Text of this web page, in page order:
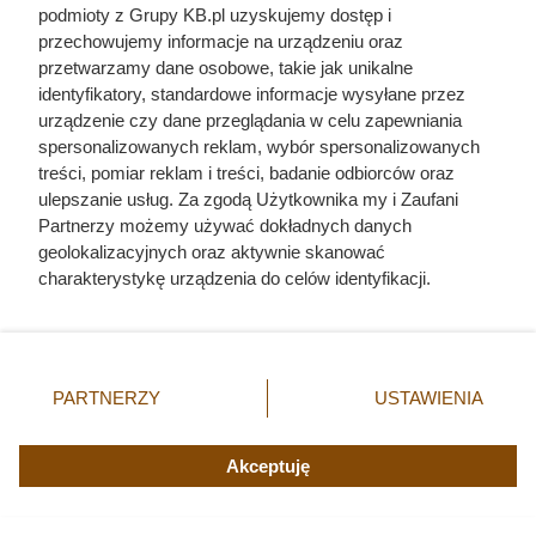
Jedyny groźny pająk w Polsce
właśnie wchodzi do domów.
Polacy nie wiedzą, jak reagować
podmioty z Grupy KB.pl uzyskujemy dostęp i
przechowujemy informacje na urządzeniu oraz
przetwarzamy dane osobowe, takie jak unikalne
identyfikatory, standardowe informacje wysyłane przez
urządzenie czy dane przeglądania w celu zapewniania
spersonalizowanych reklam, wybór spersonalizowanych
treści, pomiar reklam i treści, badanie odbiorców oraz
ulepszanie usług. Za zgodą Użytkownika my i Zaufani
Partnerzy możemy używać dokładnych danych
geolokalizacyjnych oraz aktywnie skanować
charakterystykę urządzenia do celów identyfikacji.
zmienić/wycofać klikając przycisk ustawień prywatności
znajdujący się w lewym dolnym rogu strony. Niektóre
użytkownika, ale masz prawo sprzeciwić się takiemu
przetwarzaniu. Preferencje będą miały zastosowania tylko
PARTNERZY USTAWIENIA
Akceptuję